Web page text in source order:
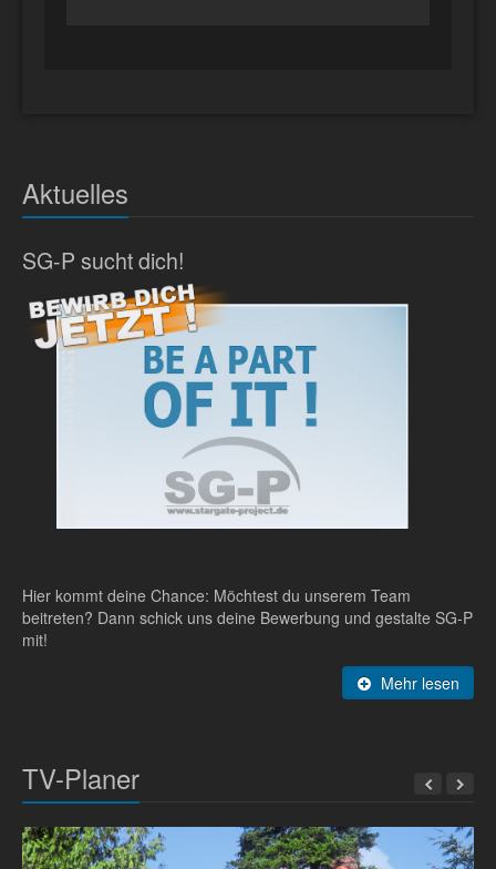
Aktuelles
SG-P sucht dich!
Hier kommt deine Chance: Möchtest du unserem Team
beitreten? Dann schick uns deine Bewerbung und gestalte SG-P
mit!
Mehr lesen
TV-Planer